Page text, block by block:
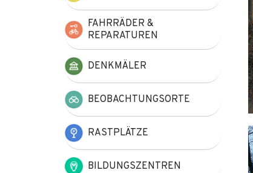
FAHRRÄDER &
REPARATUREN
DENKMÄLER
BEOBACHTUNGSORTE
RASTPLÄTZE
BILDUNGSZENTREN